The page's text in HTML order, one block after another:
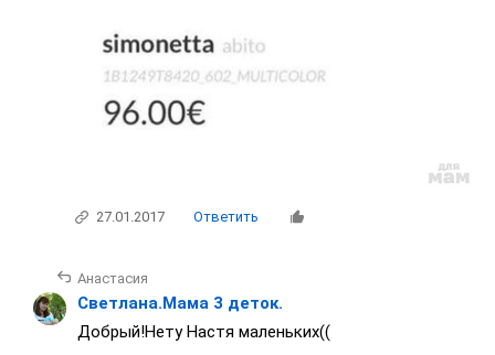
27.01.2017 Ответить
Анастасия
Светлана.Мама 3 деток.
Добрый!Нету Настя маленьких((